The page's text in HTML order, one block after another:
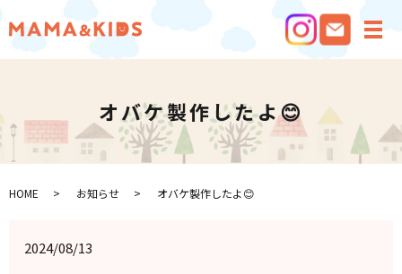
メ
オバケ製作したよ😊
HOME お知らせ オバケ製作したよ😊
2024/08/13